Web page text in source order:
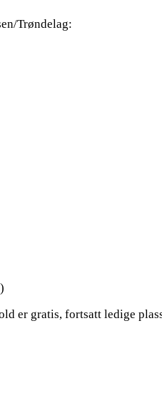
Trøndelag:
er gratis, fortsatt ledige